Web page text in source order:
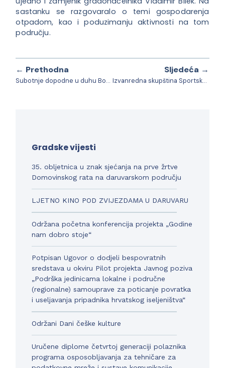
sastanku se razgovaralo o temi gospodarenja
otpadom, kao i poduzimanju aktivnosti na tom
području.
← Prethodna
Subotnje dopodne u duhu Božića
Sljedeća →
Izvanredna skupština Sportske zajednice Grada Daruvara
Gradske vijesti
35. obljetnica u znak sjećanja na prve žrtve
Domovinskog rata na daruvarskom području
LJETNO KINO POD ZVIJEZDAMA U DARUVARU
Održana početna konferencija projekta „Godine
nam dobro stoje“
Potpisan Ugovor o dodjeli bespovratnih
sredstava u okviru Pilot projekta Javnog poziva
„Podrška jedinicama lokalne i područne
(regionalne) samouprave za poticanje povratka
i useljavanja pripadnika hrvatskog iseljeništva“
Održani Dani češke kulture
Uručene diplome četvrtoj generaciji polaznika
programa osposobljavanja za tehničare za